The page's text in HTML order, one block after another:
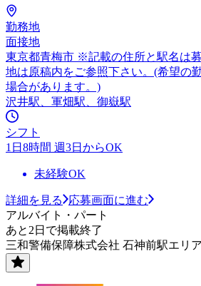
勤務地
面接地
東京都青梅市 ※記載の住所と駅名は
地は原稿内をご参照下さい。(希望の
場合があります。)
沢井駅、軍畑駅、御嶽駅
シフト
1日8時間 週3日からOK
未経験OK
詳細を見る
応募画面に進む
アルバイト・パート
あと2日で掲載終了
三和警備保障株式会社 石神前駅エリア